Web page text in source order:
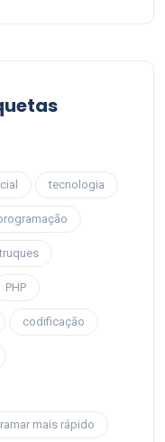
tecnologia
truques
PHP
codificação
mais rápido